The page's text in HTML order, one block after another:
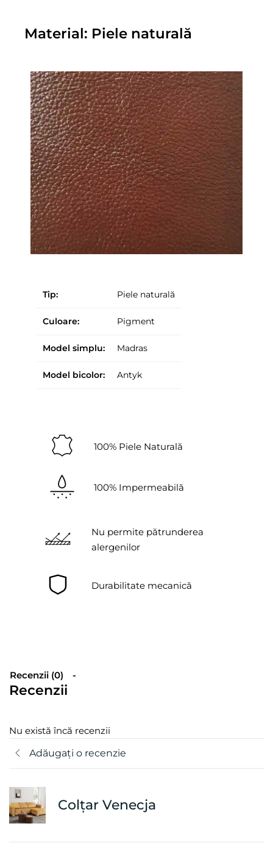
Material: Piele naturală
Tip: Piele naturală
Culoare: Pigment
Model simplu: Madras
Model bicolor: Antyk
100% Piele Naturală
100% Impermeabilă
Nu permite pătrunderea
alergenilor
Durabilitate mecanică
Recenzii (0)
Recenzii
Nu există încă recenzii
Adăugați o recenzie
Colțar Venecja